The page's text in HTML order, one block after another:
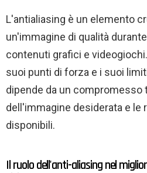
L'antialiasing è un elemento
un'immagine di qualità
contenuti grafici e
suoi punti di forza e i suoi
dipende da un compromesso
dell'immagine desiderata e le
disponibili.
Il ruolo dell'anti-aliasing nel